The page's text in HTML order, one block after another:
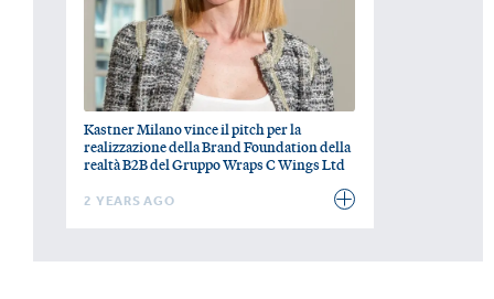
Kastner Milano vince il pitch per la
realizzazione della Brand Foundation della
realtà B2B del Gruppo Wraps C Wings Ltd
2 YEARS AGO